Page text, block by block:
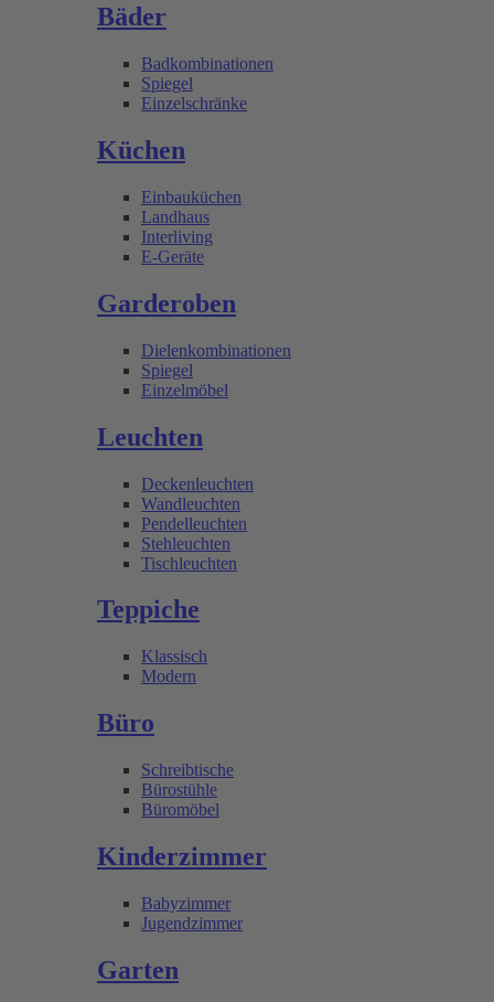
Bäder
Badkombinationen
Spiegel
Einzelschränke
Küchen
Einbauküchen
Landhaus
Interliving
E-Geräte
Garderoben
Dielenkombinationen
Spiegel
Einzelmöbel
Leuchten
Deckenleuchten
Wandleuchten
Pendelleuchten
Stehleuchten
Tischleuchten
Teppiche
Klassisch
Modern
Büro
Schreibtische
Bürostühle
Büromöbel
Kinderzimmer
Babyzimmer
Jugendzimmer
Garten